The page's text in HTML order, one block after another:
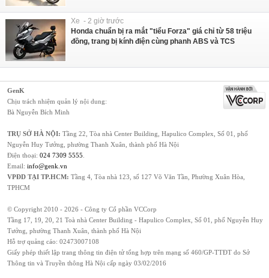
Xe - 2 giờ trước
Honda chuẩn bị ra mắt "tiểu Forza" giá chỉ từ 58 triệu
đồng, trang bị kính điện cùng phanh ABS và TCS
GenK
Chịu trách nhiệm quản lý nội dung:
Bà Nguyễn Bích Minh
TRỤ SỞ HÀ NỘI: Tầng 22, Tòa nhà Center Building, Hapulico Complex, Số 01, phố
Nguyễn Huy Tưởng, phường Thanh Xuân, thành phố Hà Nội
Điện thoại: 024 7309 5555.
Email: info@genk.vn
VPĐD TẠI TP.HCM: Tầng 4, Tòa nhà 123, số 127 Võ Văn Tần, Phường Xuân Hòa,
TPHCM
© Copyright 2010 - 2026 - Công ty Cổ phần VCCorp
Tầng 17, 19, 20, 21 Toà nhà Center Building - Hapulico Complex, Số 01, phố Nguyễn Huy
Tưởng, phường Thanh Xuân, thành phố Hà Nội
Hỗ trợ quảng cáo: 02473007108
Giấy phép thiết lập trang thông tin điện tử tổng hợp trên mạng số 460/GP-TTĐT do Sở
Thông tin và Truyền thông Hà Nội cấp ngày 03/02/2016